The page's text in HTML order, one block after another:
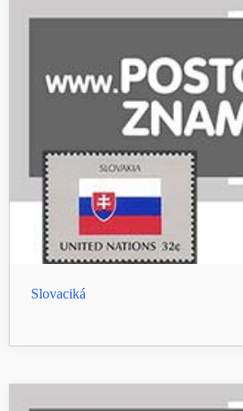
Slovaciká